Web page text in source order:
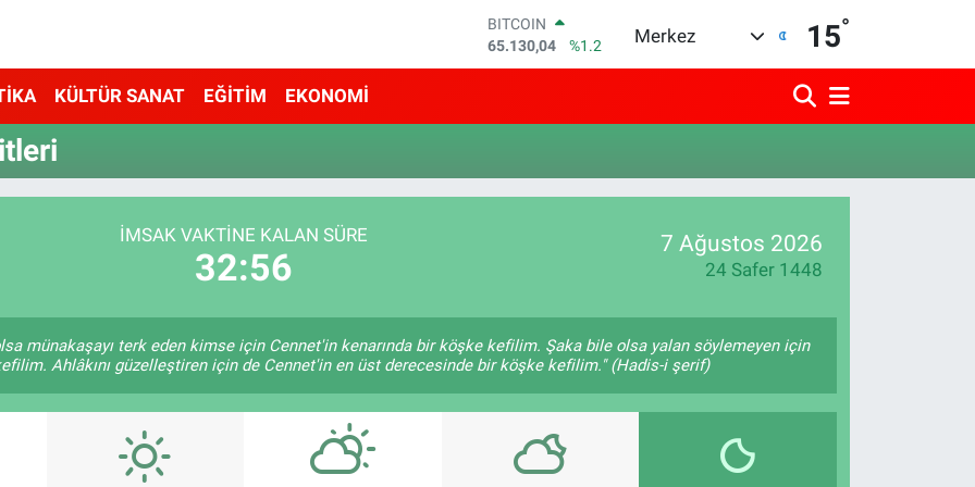
BITCOIN
65.130,04
%1.2
DOLAR
64,4046
%0.35
GRAM ALTIN
Merkez 15°
KÜLTÜR SANAT EĞİTİM EKONOMİ
İMSAK VAKTINE KALAN SÜRE
32:56
7 Ağustos 2026
24 Safer 1448
münakaşayı terk eden kimse için Cennet'in kenarında bir köşke kefilim. Şaka bile olsa yalan söylemeyen için
Ahlâkını güzelleştiren için de Cennet'in en üst derecesinde bir köşke kefilim." (Hadis-i şerif)